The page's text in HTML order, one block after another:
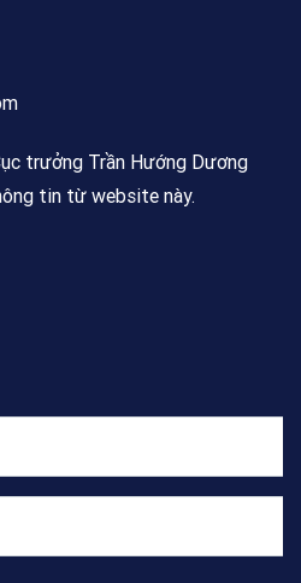
trưởng Trần Hướng Dương
tin từ website này.